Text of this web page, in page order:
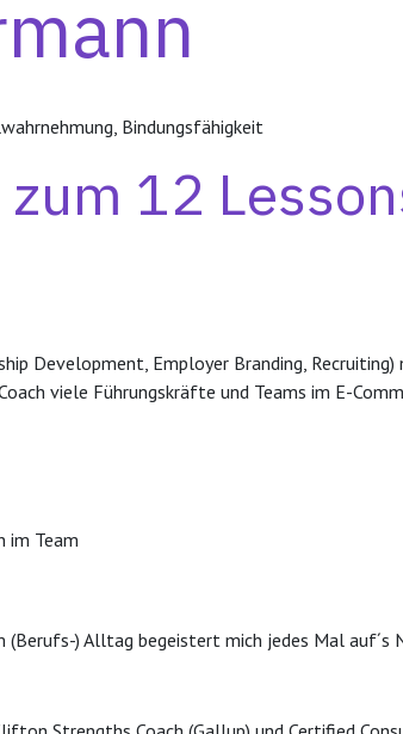
Bindungsfähigkeit
12
Development, Employer Branding, Recruiting)
viele Führungskräfte und Teams im E-
im Team
) Alltag begeistert mich jedes Mal auf´s